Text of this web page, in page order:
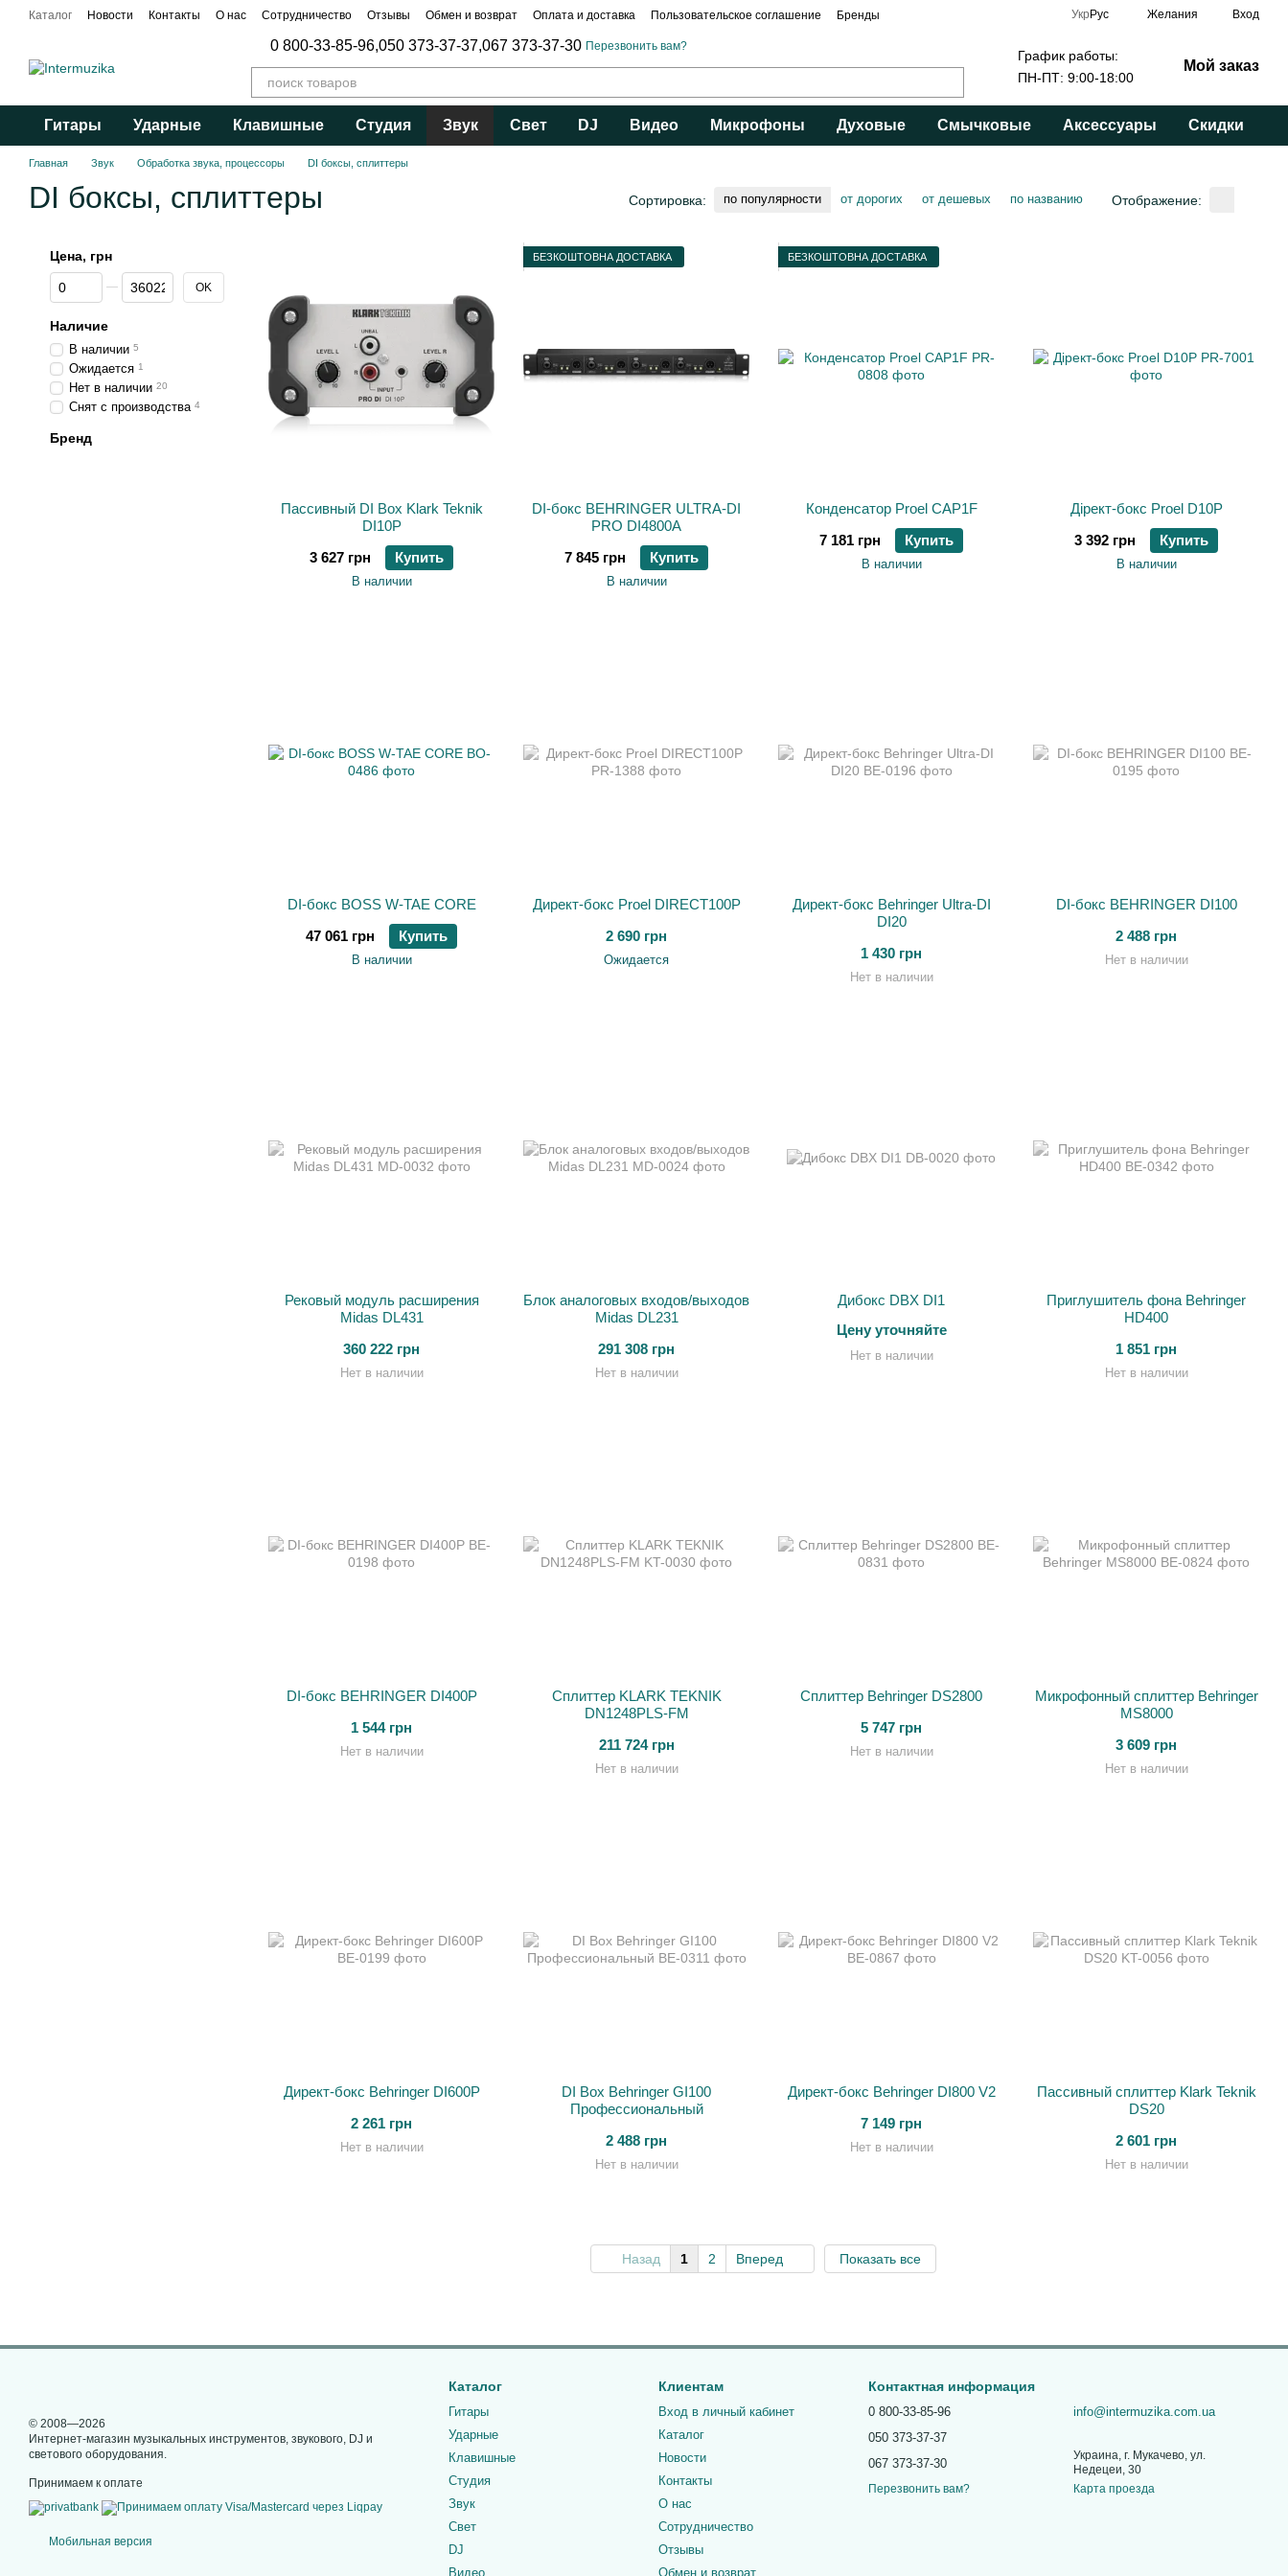
Перейти к основному контенту
Каталог Новости Контакты О нас Сотрудничество Отзывы Обмен и возврат Оплата и доставка Пользовательское соглашение
Бренды
Укр Рус Желания Вход
0 800-33-85-96,050 373-37-37,067 373-37-30 Перезвонить вам?
График работы:
ПН-ПТ: 9:00-18:00
Мой заказ
Гитары Ударные Клавишные Студия Звук Свет DJ Видео Микрофоны Духовые Смычковые Аксессуары Скидки
Главная Звук Обработка звука, процессоры DI боксы, сплиттеры
DI боксы, сплиттеры Сортировка: по популярности от дорогих от дешевых по названию Отображение:
Пассивный DI Box Klark Teknik
DI10P
3 627 грн
Купить
В наличии
БЕЗКОШТОВНА ДОСТАВКА
DI-бокс BEHRINGER ULTRA-DI
PRO DI4800A
7 845 грн
Купить
В наличии
БЕЗКОШТОВНА ДОСТАВКА
Конденсатор Proel CAP1F
7 181 грн
Купить
В наличии
Дірект-бокс Proel D10P
3 392 грн
Купить
В наличии
DI-бокс BOSS W-TAE CORE
47 061 грн
Купить
В наличии
Директ-бокс Proel DIRECT100P
2 690 грн
Ожидается
Директ-бокс Behringer Ultra-DI
DI20
1 430 грн
Нет в наличии
DI-бокс BEHRINGER DI100
2 488 грн
Нет в наличии
Рековый модуль расширения
Midas DL431
360 222 грн
Нет в наличии
Блок аналоговых входов/выходов
Midas DL231
291 308 грн
Нет в наличии
Дибокс DBX DI1
Цену уточняйте
Нет в наличии
Приглушитель фона Behringer
HD400
1 851 грн
Нет в наличии
DI-бокс BEHRINGER DI400P
1 544 грн
Нет в наличии
Cплиттер KLARK TEKNIK
DN1248PLS-FM
211 724 грн
Нет в наличии
Сплиттер Behringer DS2800
5 747 грн
Нет в наличии
Микрофонный сплиттер Behringer
MS8000
3 609 грн
Нет в наличии
Директ-бокс Behringer DI600P
2 261 грн
Нет в наличии
DI Box Behringer GI100
Профессиональный
2 488 грн
Нет в наличии
Директ-бокс Behringer DI800 V2
7 149 грн
Нет в наличии
Пассивный сплиттер Klark Teknik
DS20
2 601 грн
Нет в наличии
Назад 1 2 Вперед Показать все
Цена, грн
От Цена, грн
До Цена, грн OK
Наличие
В наличии 5
Ожидается 1
Нет в наличии 20
Снят с производства 4
Бренд
© 2008—2026
Интернет-магазин музыкальных инструментов, звукового, DJ и
светового оборудования.
Принимаем к оплате
Мобильная версия
Каталог
Гитары
Ударные
Клавишные
Студия
Звук
Свет
DJ
Видео
Клиентам
Вход в личный кабинет
Каталог
Новости
Контакты
О нас
Сотрудничество
Отзывы
Обмен и возврат
Контактная информация
0 800-33-85-96
050 373-37-37
067 373-37-30
Перезвонить вам?
info@intermuzika.com.ua
Украина, г. Мукачево, ул.
Недецеи, 30
Карта проезда